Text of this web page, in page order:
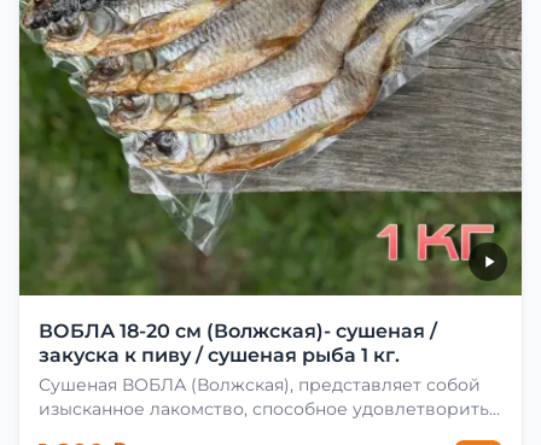
ВОБЛА 18-20 см (Волжская)- сушеная /
закуска к пиву / сушеная рыба 1 кг.
Сушеная ВОБЛА (Волжская), представляет собой
изысканное лакомство, способное удовлетворить